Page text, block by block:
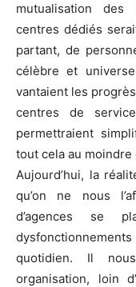
mutualisation des
centres dédiés
partant, de
célèbre et
vantaient les
centres de
permettraient
tout cela au
Aujourd’hui, la
qu’on ne nous
d’agences se
quotidien. Il
organisation, loin